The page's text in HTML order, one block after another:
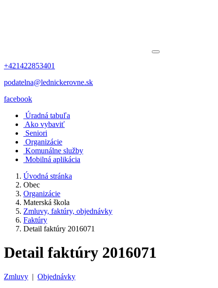
+421422853401
podatelna@lednickerovne.sk
facebook
Úradná tabuľa
Ako vybaviť
Seniori
Organizácie
Komunálne služby
Mobilná aplikácia
Úvodná stránka
Obec
Organizácie
Materská škola
Zmluvy, faktúry, objednávky
Faktúry
Detail faktúry 2016071
Detail faktúry 2016071
Zmluvy | Objednávky